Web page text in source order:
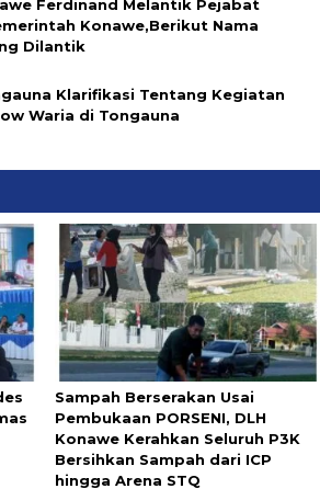
Ferdinand Melantik Pejabat
Konawe,Berikut Nama
Dilantik
Klarifikasi Tentang Kegiatan
Waria di Tongauna
Sampah Berserakan Usai
Pembukaan PORSENI, DLH
Konawe Kerahkan Seluruh P3K
Bersihkan Sampah dari ICP
hingga Arena STQ